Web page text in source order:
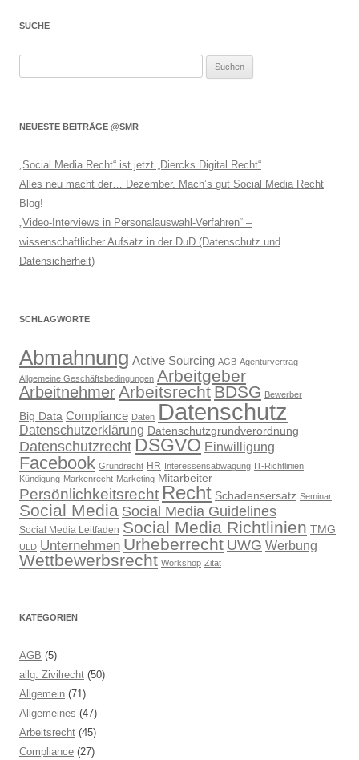
SUCHE
NEUESTE BEITRÄGE @SMR
„Social Media Recht“ ist jetzt „Diercks Digital Recht“
Alles neu macht der… Dezember. Mach’s gut Social Media Recht
Blog!
„Video-Interviews in Personalauswahl-Verfahren“ –
wissenschaftlicher Aufsatz in der DuD (Datenschutz und
Datensicherheit)
SCHLAGWORTE
Abmahnung Active Sourcing AGB Agenturvertrag
Allgemeine Geschäftsbedingungen Arbeitgeber
ArbeitnehmerArbeitsrecht BDSG Bewerber
Big Data Compliance Daten Datenschutz
Datenschutzerklärung Datenschutzgrundverordnung
Datenschutzrecht DSGVO Einwilligung
Facebook Grundrecht HR Interessensabwägung IT-Richtlinien
Kündigung Markenrecht Marketing Mitarbeiter
Persönlichkeitsrecht Recht Schadensersatz Seminar
Social Media Social Media Guidelines
Social Media Leitfaden Social Media Richtlinien TMG
ULD Unternehmen Urheberrecht UWG Werbung
Wettbewerbsrecht Workshop Zitat
KATEGORIEN
AGB (5)
allg. Zivilrecht (50)
Allgemein (71)
Allgemeines (47)
Arbeitsrecht (45)
Compliance (27)